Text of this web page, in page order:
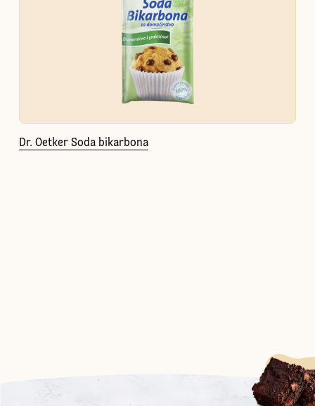
Dr. Oetker Soda bikarbona